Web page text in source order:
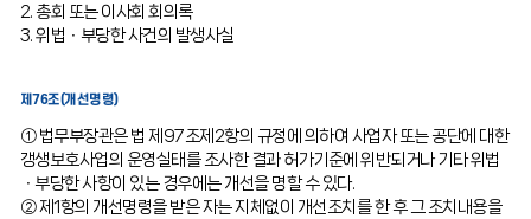
2. 총회 또는 이사회 회의록
3. 위법ㆍ부당한 사건의 발생사실
제76조(개선명령)
① 법무부장관은 법 제97조제2항의 규정에 의하여 사업자 또는 공단에 대한
갱생보호사업의 운영실태를 조사한 결과 허가기준에 위반되거나 기타 위법
ㆍ부당한 사항이 있는 경우에는 개선을 명할 수 있다.
② 제1항의 개선명령을 받은 자는 지체없이 개선조치를 한 후 그 조치내용을